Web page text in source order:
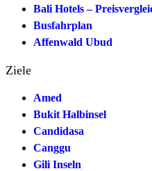
Bali Hotels –
Busfahrplan
Affenwald Ubud
Ziele
Amed
Bukit Halbinsel
Candidasa
Canggu
Gili Inseln